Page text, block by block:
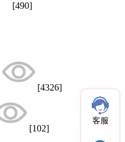
[490]
[4326]
[102]
客服